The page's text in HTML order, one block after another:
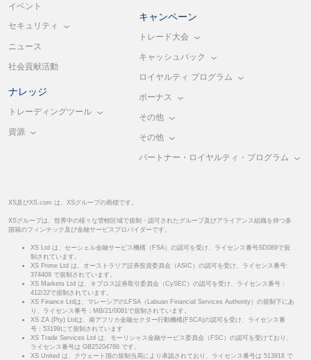
イベント
セキュリティ
ニュース
社会貢献活動
ナレッジ
トレーディングツール
資源
キャンペーン
トレード大会
キャッシュバック
ロイヤルティ プログラム
ボーナス
その他
その他
パートナー・ロイヤルティ・プログラム
XS及びXS.com は、XSグループの商標です。
XSグループは、世界中の様々な管轄区域で規制・認可されたグループ及びアライアンス組織を持つ多
国籍のフィンテック及び金融サービスプロバイダーです。
XS Ltd は、セーシェル金融サービス機構（FSA）の認可を受け、ライセンス番号SD089で規
制されています。
XS Prime Ltd は、オーストラリア証券投資委員会（ASIC）の認可を受け、ライセンス番号:
374409 で規制されています。
XS Markets Ltd は、キプロス証券取引委員会（CySEC）の認可を受け、ライセンス番号：
412/22で規制されています。
XS Finance Ltdは、マレーシアのLFSA（Labuan Financial Services Authority）の規制下にあ
り、ライセンス番号：MB/21/0081で規制されています。
XS ZA (Pty) Ltdは、南アフリカ金融セクター行動機構(FSCA)の認可を受け、ライセンス番
号：53199にて規制されています
XS Trade Services Ltd は、モーリシャス金融サービス委員会（FSC）の認可を受けており、
ライセンス番号は GB25204786 です。
XS United は、クウェート国の規制当局により承認されており、ライセンス番号は 513918 で